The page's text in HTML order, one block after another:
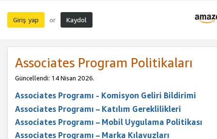
Giriş yap or Kaydol
Associates Program Politikaları
Güncellendi: 14 Nisan 2026.
Associates Programı - Komisyon Geliri Bildirimi
Associates Programı – Katılım Gereklilikleri
Associates Programı – Mobil Uygulama Politikası
Associates Programı – Marka Kılavuzları